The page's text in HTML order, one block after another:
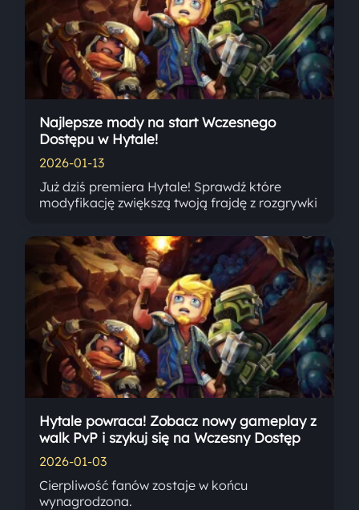
Najlepsze mody na start Wczesnego
Dostępu w Hytale!
2026-01-13
Już dziś premiera Hytale! Sprawdź które
modyfikację zwiększą twoją frajdę z rozgrywki
Hytale powraca! Zobacz nowy gameplay z
walk PvP i szykuj się na Wczesny Dostęp
2026-01-03
Cierpliwość fanów zostaje w końcu
wynagrodzona.